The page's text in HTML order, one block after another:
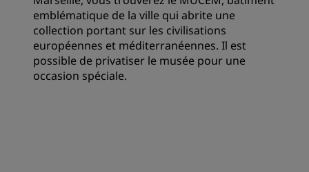
emblématique de la ville qui abrite une
collection portant sur les civilisations
européennes et méditerranéennes. Il est
possible de privatiser le musée pour une
occasion spéciale.